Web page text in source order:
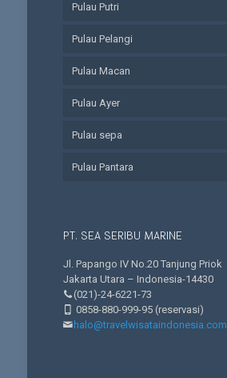
Pulau Putri
Pulau Pelangi
Pulau Macan
Pulau Ayer
Pulau sepa
Pulau Pantara
PT. SEA SERIBU MARINE
Jl. Papango IV No.20 Tanjung Priok
Jakarta Utara – Indonesia-14430
(021)-24-6221-73
0858-880-999-95(reservasi)
halo@travelwisataindonesia.com